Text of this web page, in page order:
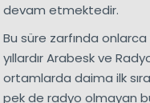
devam etmektedir.
Bu süre zarfında onlarca
yıllardır Arabesk ve
ortamlarda daima ilk
pek de radyo olmayan